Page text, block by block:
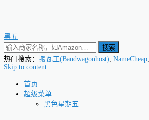
黑五
搜索
热门搜索： 搬瓦工(Bandwagonhost), NameCheap,
Skip to content
首页
超级菜单
黑色星期五